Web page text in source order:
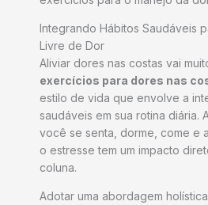
Integrando Hábitos Saudáveis
Livre de Dor
Aliviar dores nas costas vai
exercícios para dores nas
estilo de vida que envolve a
saudáveis em sua rotina diária.
você se senta, dorme, come e
o estresse tem um impacto
coluna.
Adotar uma abordagem